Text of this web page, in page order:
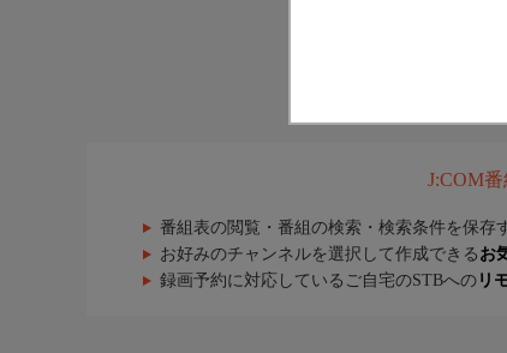
J:COM
番組表の閲覧・番組の検索・検索条件を保存
お好みのチャンネルを選択して作成できる お
録画予約に対応しているご自宅のSTBへの リ